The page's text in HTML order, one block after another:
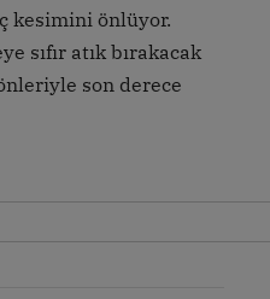
kesimini önlüyor.
sıfır atık bırakacak
son derece